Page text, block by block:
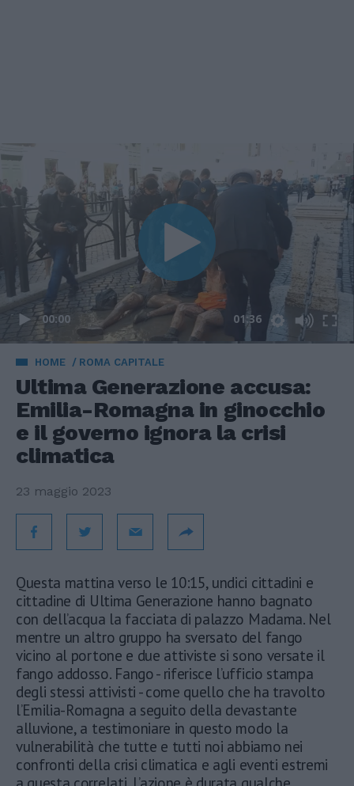
00:00 01:36
HOME ROMA CAPITALE
Ultima Generazione accusa:
Emilia-Romagna in ginocchio
e il governo ignora la crisi
climatica
23 maggio 2023
Questa mattina verso le 10:15, undici cittadini e
cittadine di Ultima Generazione hanno bagnato
con dell’acqua la facciata di palazzo Madama. Nel
mentre un altro gruppo ha sversato del fango
vicino al portone e due attiviste si sono versate il
fango addosso. Fango - riferisce l’ufficio stampa
degli stessi attivisti - come quello che ha travolto
l’Emilia-Romagna a seguito della devastante
alluvione, a testimoniare in questo modo la
vulnerabilità che tutte e tutti noi abbiamo nei
confronti della crisi climatica e agli eventi estremi